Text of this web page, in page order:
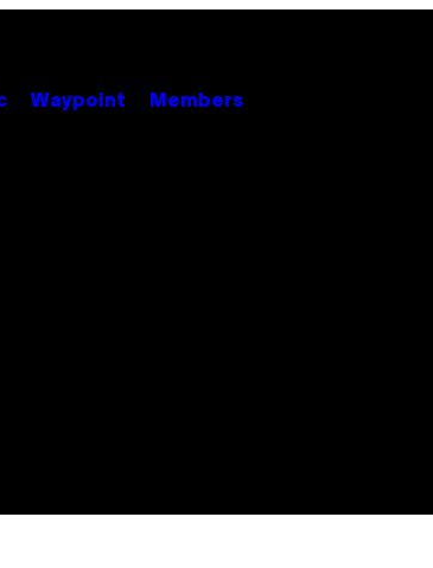
Waypoint Members